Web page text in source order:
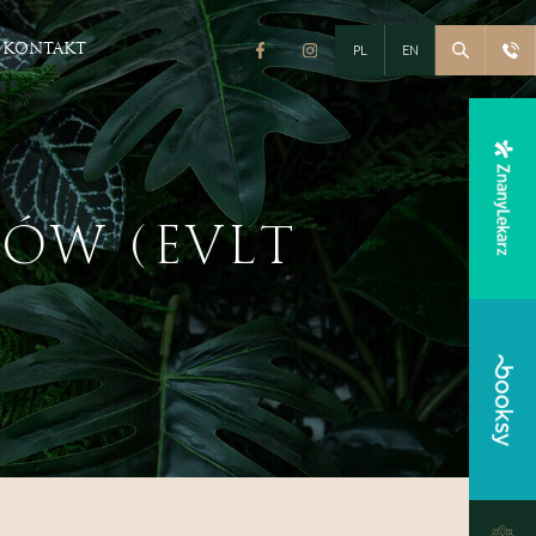
Fitness & Spa
Siłownia i Fitness
Strefa SPA
Pakiety
KONTAKT PL EN
(EVLT